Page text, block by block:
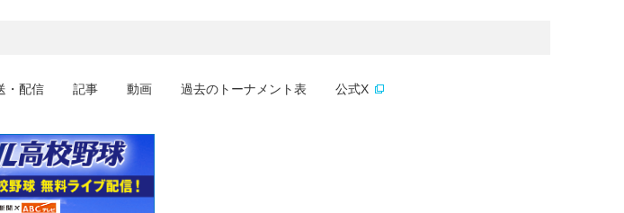
・配信 記事 動画 過去のトーナメント表 公式X